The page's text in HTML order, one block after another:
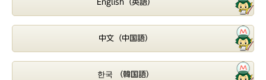
English（英語）
中文（中国語）
한국 （韓国語）